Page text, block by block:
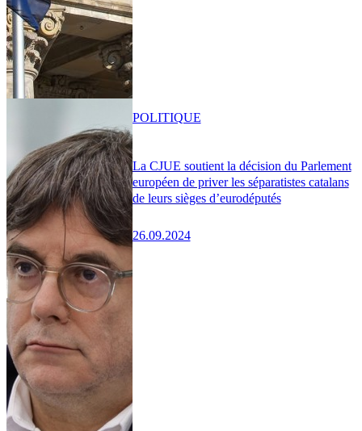
La CJUE soutient la décision du Parlement
européen de priver les séparatistes catalans
de leurs sièges d’eurodéputés
26.09.2024
POLITIQUE